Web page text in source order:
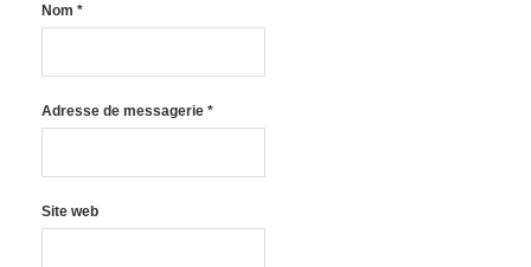
Nom *
Adresse de messagerie *
Site web